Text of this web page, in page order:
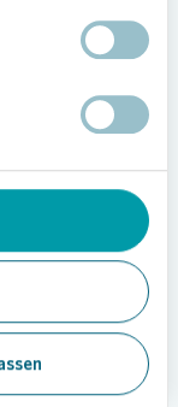
mit
Vonovia,
soziales
städtischen
in